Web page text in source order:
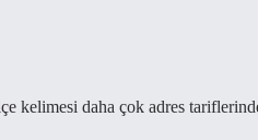
kelimesi daha çok adres